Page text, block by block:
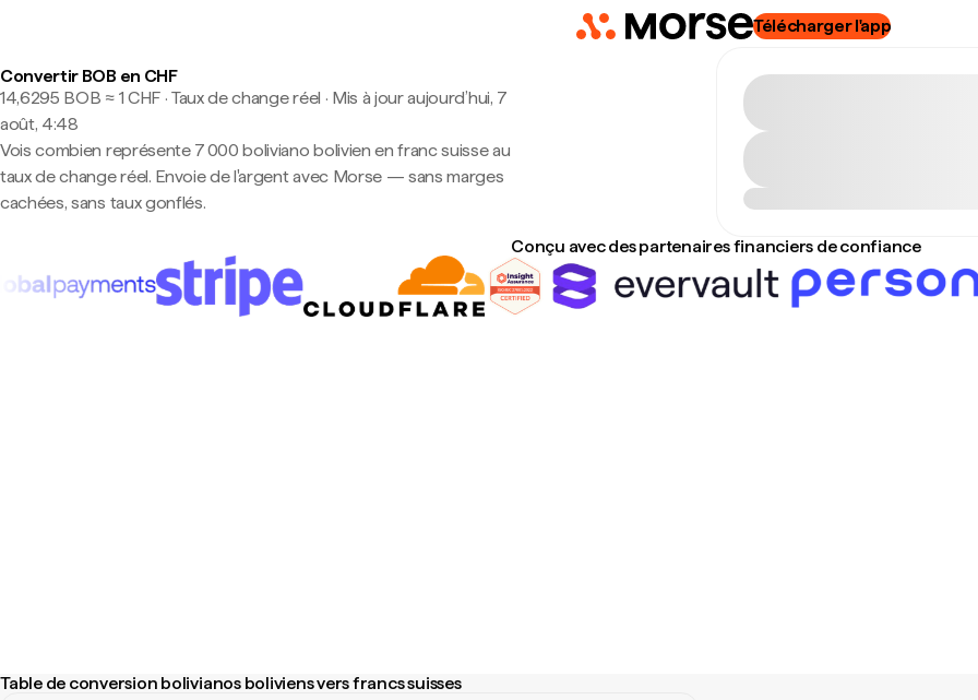
Télécharger l'app
Convertir BOB en CHF
14,6295 BOB ≈ 1 CHF · Taux de change réel · Mis à jour aujourd’hui, 7
août, 4:48
Vois combien représente 7 000 boliviano bolivien en franc suisse au
taux de change réel. Envoie de l'argent avec Morse — sans marges
cachées, sans taux gonflés.
Conçu avec des partenaires financiers de confiance
Table de conversion bolivianos boliviens vers francs suisses